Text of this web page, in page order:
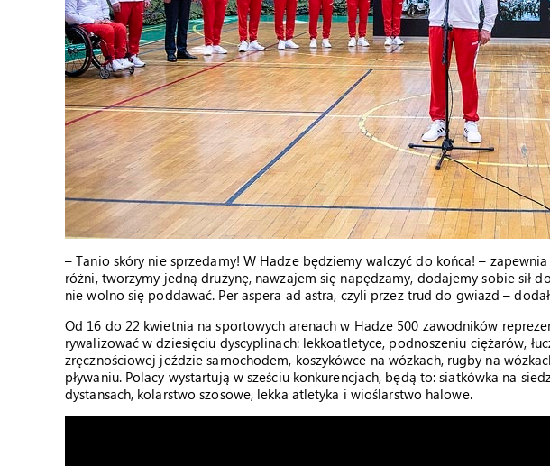
– Tanio skóry nie sprzedamy! W Hadze będziemy walczyć do końca! –
różni, tworzymy jedną drużynę, nawzajem się napędzamy, dodajemy sobie sił
nie wolno się poddawać. Per aspera ad astra, czyli przez trud do gwiazd –
Od 16 do 22 kwietnia na sportowych arenach w Hadze 500 zawodników
rywalizować w dziesięciu dyscyplinach: lekkoatletyce, podnoszeniu ciężarów,
zręcznościowej jeździe samochodem, koszykówce na wózkach, rugby na
pływaniu. Polacy wystartują w sześciu konkurencjach, będą to: siatkówka na
dystansach, kolarstwo szosowe, lekka atletyka i wioślarstwo halowe.